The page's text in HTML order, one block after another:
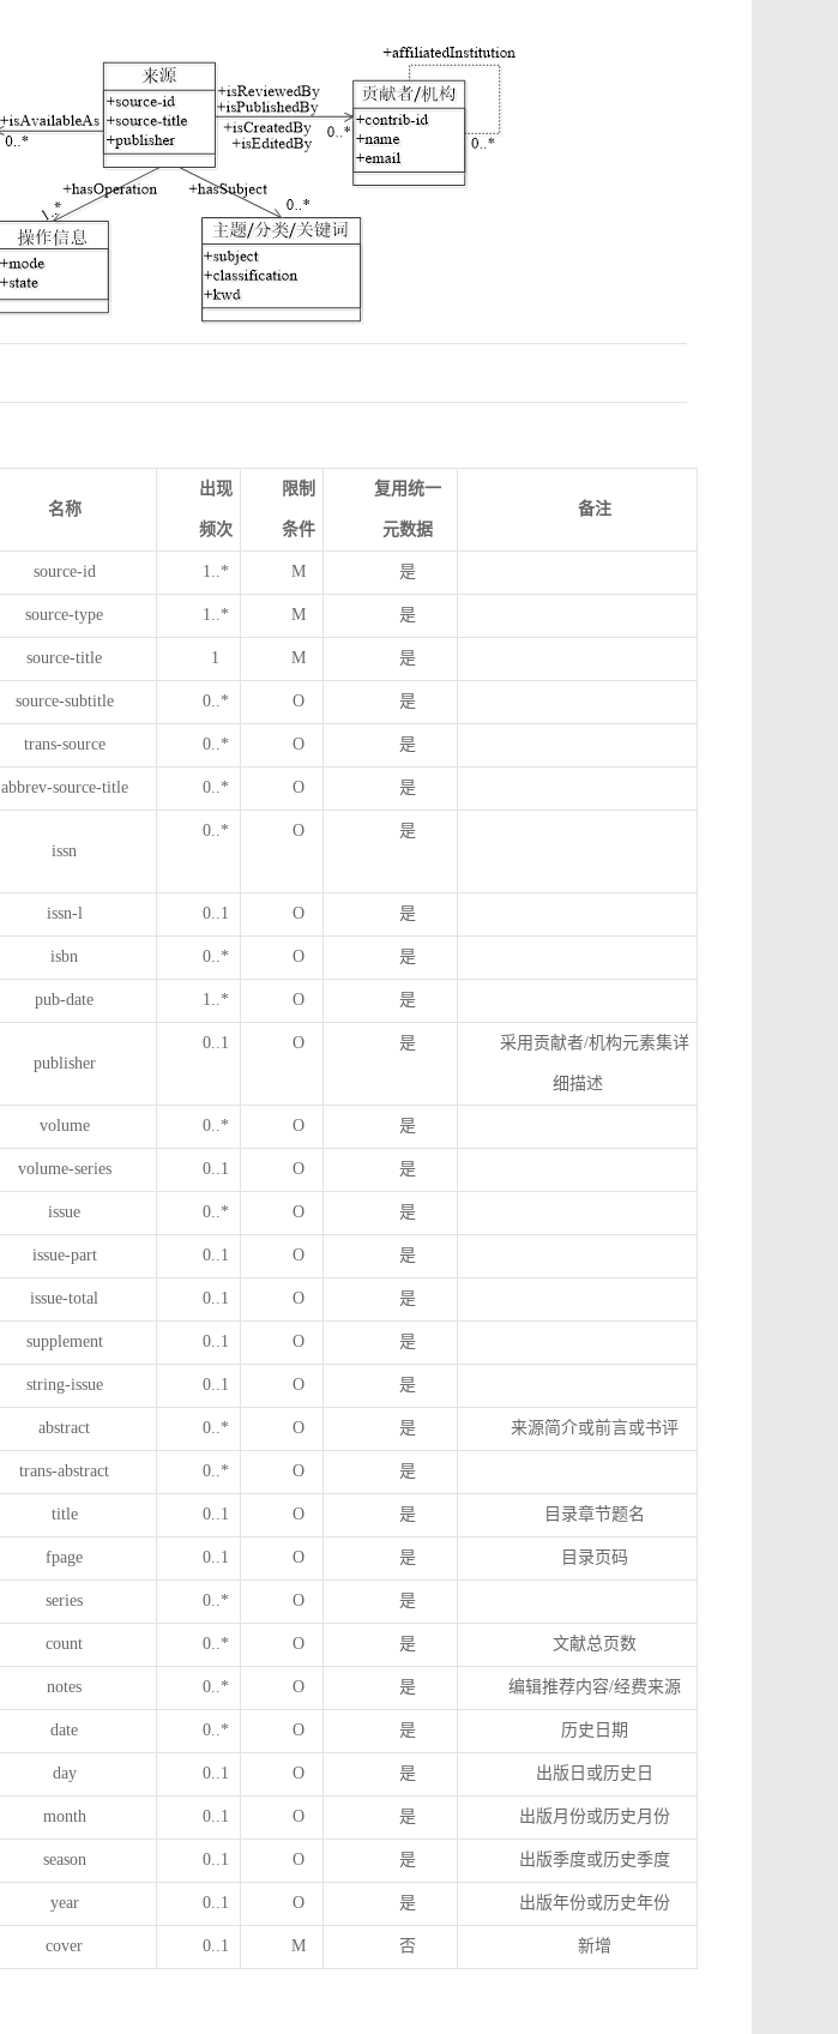
名称
出现
频次
限制
条件
复用统一
元数据
备注
source-id 1..* M 是
source-type 1..* M 是
source-title 1 M 是
source-subtitle 0..* O 是
trans-source 0..* O 是
abbrev-source-title 0..* O 是
issn
0..* O 是
issn-l 0..1 O 是
isbn 0..* O 是
pub-date 1..* O 是
publisher
0..1 O 是 采用贡献者/机构元素集详
细描述
volume 0..* O 是
volume-series 0..1 O 是
issue 0..* O 是
issue-part 0..1 O 是
issue-total 0..1 O 是
supplement 0..1 O 是
string-issue 0..1 O 是
abstract 0..* O 是 来源简介或前言或书评
trans-abstract 0..* O 是
title 0..1 O 是 目录章节题名
fpage 0..1 O 是 目录页码
series 0..* O 是
count 0..* O 是 文献总页数
notes 0..* O 是 编辑推荐内容/经费来源
date 0..* O 是 历史日期
day 0..1 O 是 出版日或历史日
month 0..1 O 是 出版月份或历史月份
season 0..1 O 是 出版季度或历史季度
year 0..1 O 是 出版年份或历史年份
cover 0..1 M 否 新增